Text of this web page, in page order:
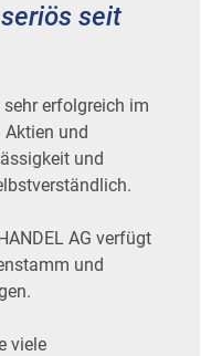
seit
sehr erfolgreich im
Aktien und
und
AG verfügt
und
viele